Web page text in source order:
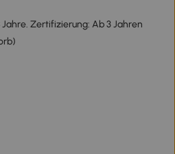
Zertifizierung: Ab 3 Jahren